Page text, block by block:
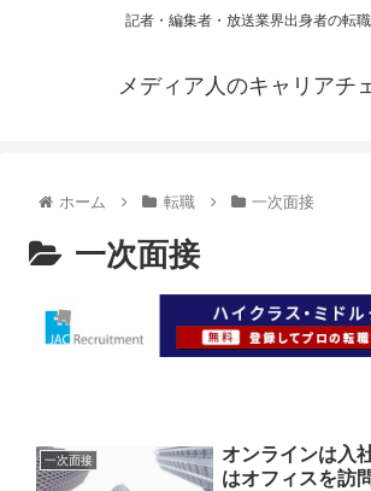
記者・編集者・放送業界出身者の転
メディア人のキャリアチ
ホーム 転職 一次面接
一次面接
一次面接
オンラインは入
はオフィスを訪